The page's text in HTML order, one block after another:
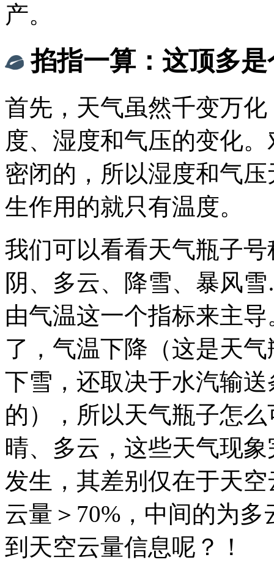
产。
掐指一算：这顶多
首先，天气虽然千变万
度、湿度和气压的变化
密闭的，所以湿度和气
生作用的就只有温度。
我们可以看看天气瓶子
阴、多云、降雪、暴风
由气温这一个指标来主
了，气温下降（这是天
下雪，还取决于水汽输
的），所以天气瓶子怎
晴、多云，这些天气现
发生，其差别仅在于天
云量＞70%，中间的为
到天空云量信息呢？！